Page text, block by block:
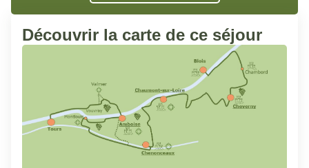
Découvrir la carte de ce séjour